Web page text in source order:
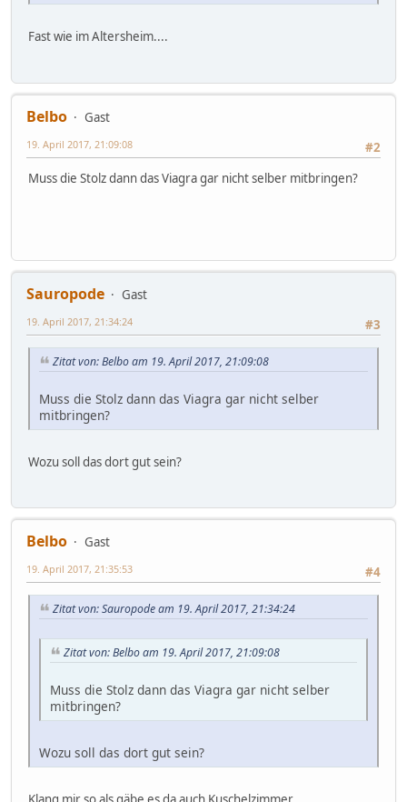
Fast wie im Altersheim....
Belbo
Gast
#2
19. April 2017, 21:09:08
Muss die Stolz dann das Viagra gar nicht selber mitbringen?
Sauropode
Gast
#3
19. April 2017, 21:34:24
Zitat von: Belbo am 19. April 2017, 21:09:08
Muss die Stolz dann das Viagra gar nicht selber
mitbringen?
Wozu soll das dort gut sein?
Belbo
Gast
#4
19. April 2017, 21:35:53
Zitat von: Sauropode am 19. April 2017, 21:34:24
Zitat von: Belbo am 19. April 2017, 21:09:08
Muss die Stolz dann das Viagra gar nicht selber
mitbringen?
Wozu soll das dort gut sein?